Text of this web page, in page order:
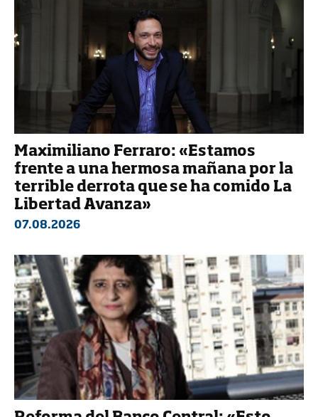
Maximiliano Ferraro: «Estamos
frente a una hermosa mañana por la
terrible derrota que se ha comido La
Libertad Avanza»
07.08.2026